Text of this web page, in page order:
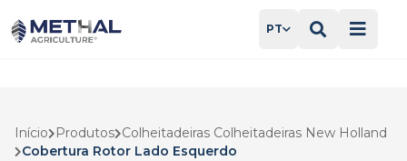
PT
Início Produtos Colheitadeiras Colheitadeiras New Holland
Cobertura Rotor Lado Esquerdo